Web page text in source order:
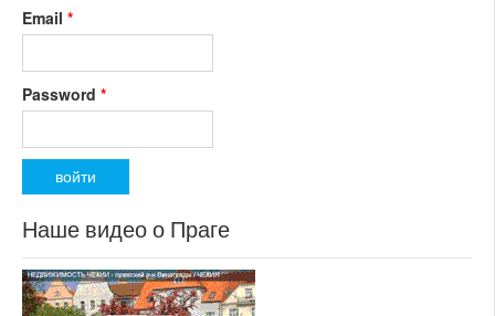
Email *
Password *
Наше видео о Праге